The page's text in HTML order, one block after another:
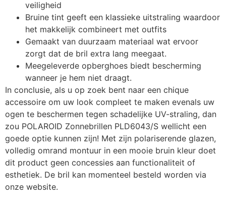
veiligheid
Bruine tint geeft een klassieke uitstraling waardoor
het makkelijk combineert met outfits
Gemaakt van duurzaam materiaal wat ervoor
zorgt dat de bril extra lang meegaat.
Meegeleverde opberghoes biedt bescherming
wanneer je hem niet draagt.
In conclusie, als u op zoek bent naar een chique
accessoire om uw look compleet te maken evenals uw
ogen te beschermen tegen schadelijke UV-straling, dan
zou POLAROID Zonnebrillen PLD6043/S wellicht een
goede optie kunnen zijn! Met zijn polariserende glazen,
volledig omrand montuur in een mooie bruin kleur doet
dit product geen concessies aan functionaliteit of
esthetiek. De bril kan momenteel besteld worden via
onze website.